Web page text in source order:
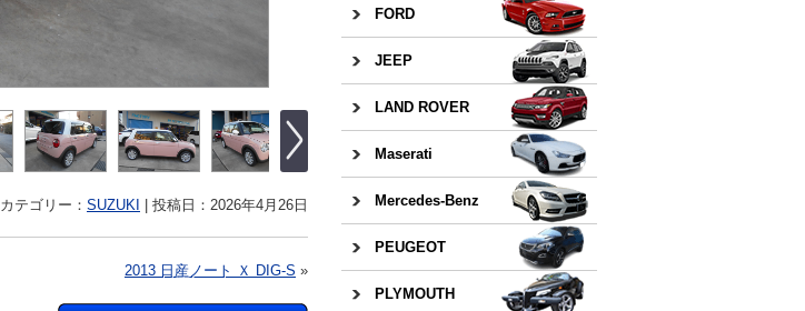
カテゴリー： SUZUKI | 投稿日：2026年4月26日
2013 日産ノート Ｘ DIG-S »
FORD
JEEP
LAND ROVER
Maserati
Mercedes-Benz
PEUGEOT
PLYMOUTH